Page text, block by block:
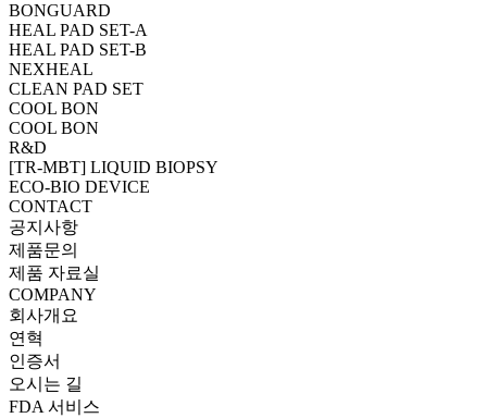
BONGUARD
HEAL PAD SET-A
HEAL PAD SET-B
NEXHEAL
CLEAN PAD SET
COOL BON
COOL BON
R&D
[TR-MBT] LIQUID BIOPSY
ECO-BIO DEVICE
CONTACT
공지사항
제품문의
제품 자료실
COMPANY
회사개요
연혁
인증서
오시는 길
FDA 서비스